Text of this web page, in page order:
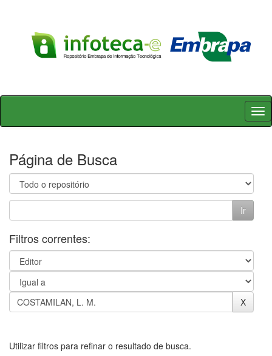
Skip
Página de Busca
Filtros correntes:
Utilizar filtros para refinar o resultado de busca.